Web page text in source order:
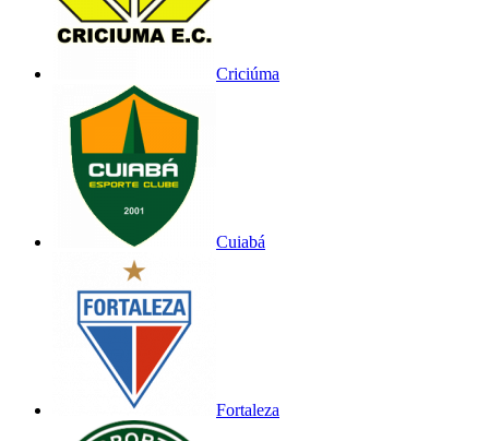
Criciúma
Cuiabá
Fortaleza